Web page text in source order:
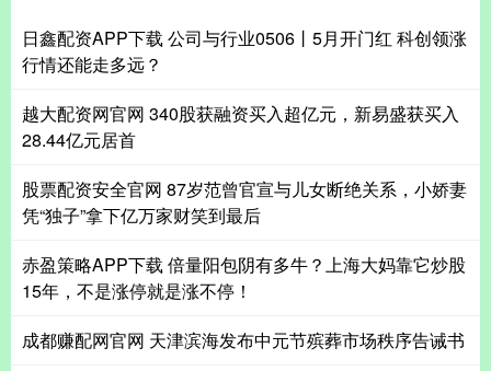
日鑫配资APP下载 公司与行业0506丨5月开门红 科创领涨
行情还能走多远？
越大配资网官网 340股获融资买入超亿元，新易盛获买入
28.44亿元居首
股票配资安全官网 87岁范曾官宣与儿女断绝关系，小娇妻
凭“独子”拿下亿万家财笑到最后
赤盈策略APP下载 倍量阳包阴有多牛？上海大妈靠它炒股
15年，不是涨停就是涨不停！
成都赚配网官网 天津滨海发布中元节殡葬市场秩序告诫书